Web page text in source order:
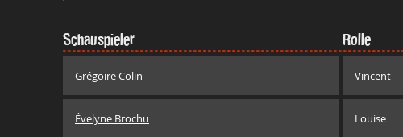
Schauspieler Rolle
Grégoire Colin Vincent
Évelyne Brochu Louise